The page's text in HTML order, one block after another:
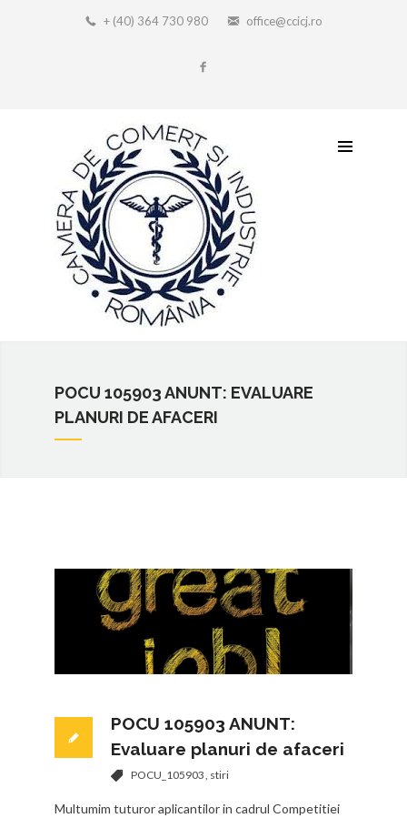
+ (40) 364 730 980 office@ccicj.ro
POCU 105903 ANUNT: EVALUARE
PLANURI DE AFACERI
POCU 105903 ANUNT:
Evaluare planuri de afaceri
POCU_105903, stiri
Multumim tuturor aplicantilor in cadrul Competitiei